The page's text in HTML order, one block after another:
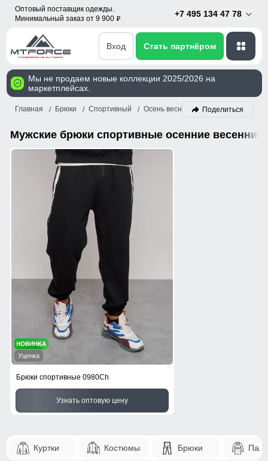
Оптовый поставщик одежды.
Минимальный заказ от 9 900 p
+7 495 134 47 78
Вход Стать партнёром
Мы не продаем новые коллекции 2025/2026 на
маркетплейсах.
Главная Брюки Спортивный Осень весна Мужской
Поделиться
Мужские брюки спортивные осенние весенние
Уценка
Брюки спортивные 0980Ch
Узнать оптовую цену
Куртки Костюмы Брюки